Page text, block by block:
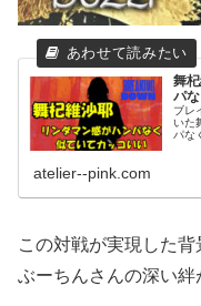
舞
パ
ブレ
いた
パな
atelier--pink.com
この対戦が実現した
ぶーちんさんの深い絆